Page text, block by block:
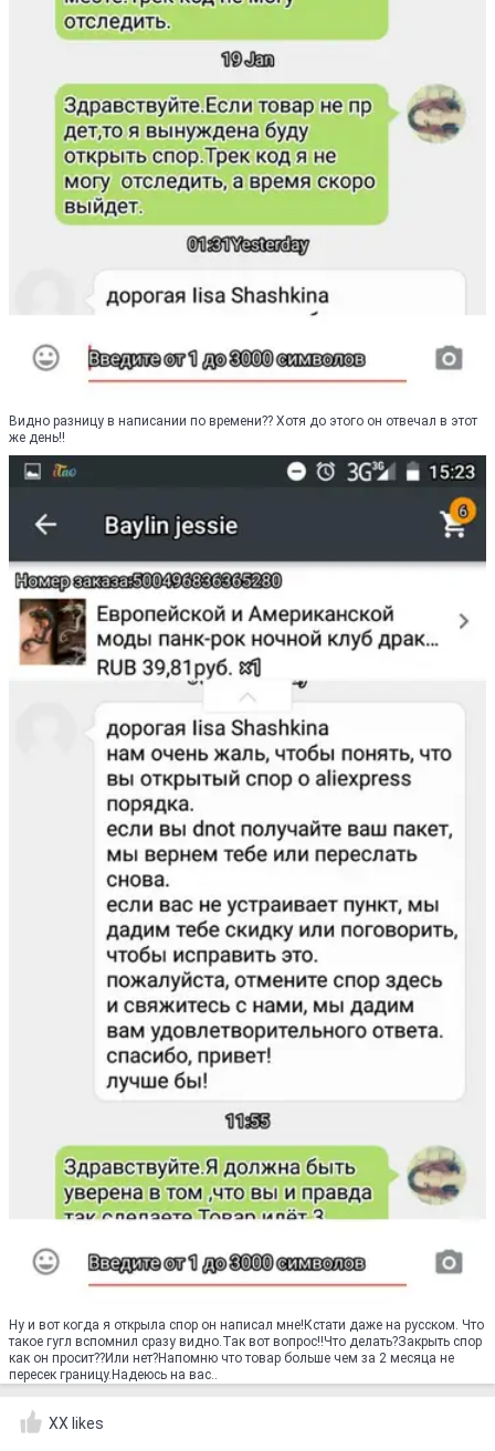
Видно разницу в написании по времени?? Хотя до этого он отвечал в этот
же день!!
Ну и вот когда я открыла спор он написал мне!Кстати даже на русском. Что
такое гугл вспомнил сразу видно.Так вот вопрос!!Что делать?Закрыть спор
как он просит??Или нет?Напомню что товар больше чем за 2 месяца не
пересек границу.Надеюсь на вас..
XX likes